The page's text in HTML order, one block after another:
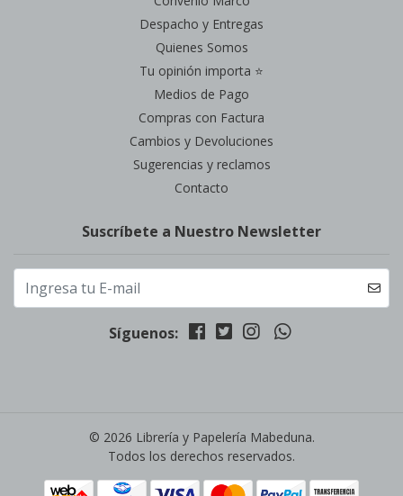
Despacho y Entregas
Quienes Somos
Tu opinión importa ⭐
Medios de Pago
Compras con Factura
Cambios y Devoluciones
Sugerencias y reclamos
Contacto
Suscríbete a Nuestro Newsletter
Síguenos:
© 2026 Librería y Papelería Mabeduna.
Todos los derechos reservados.